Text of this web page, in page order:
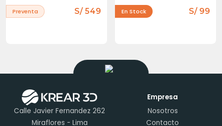
Preventa S/ 549 En Stock S/ 99
Calle Javier Fernandez 262
Miraflores - Lima
Empresa
Nosotros
Contacto